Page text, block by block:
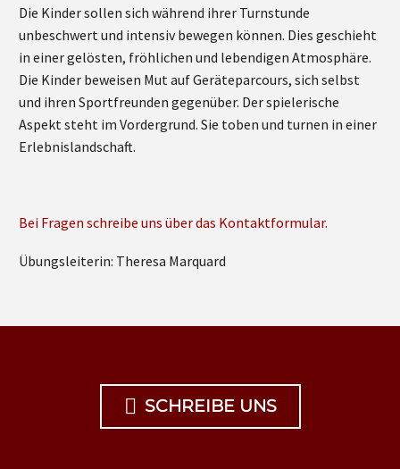
Die Kinder sollen sich während ihrer Turnstunde
unbeschwert und intensiv bewegen können. Dies geschieht
in einer gelösten, fröhlichen und lebendigen Atmosphäre.
Die Kinder beweisen Mut auf Geräteparcours, sich selbst
und ihren Sportfreunden gegenüber. Der spielerische
Aspekt steht im Vordergrund. Sie toben und turnen in einer
Erlebnislandschaft.
Bei Fragen schreibe uns über das Kontaktformular.
Übungsleiterin: Theresa Marquard
 SCHREIBE UNS